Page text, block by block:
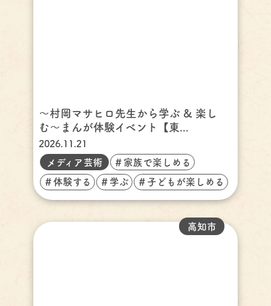
〜村岡マサヒロ先生から学ぶ & 楽し
む〜まんが体験イベント【東...
2026.11.21
メディア芸術
＃家族で楽しめる
＃体験する ＃学ぶ ＃子どもが楽しめる
高知市